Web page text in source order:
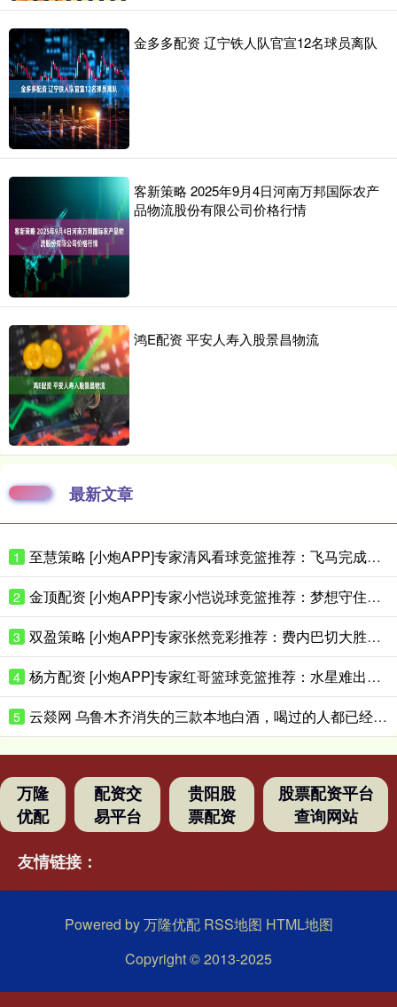
金多多配资 辽宁铁人队官宣12名球员离队
客新策略 2025年9月4日河南万邦国际农产
品物流股份有限公司价格行情
鸿E配资 平安人寿入股景昌物流
最新文章
1 至慧策略 [小炮APP]专家清风看球竞篮推荐：飞马完成复仇
2 金顶配资 [小炮APP]专家小恺说球竞篮推荐：梦想守住主场
3 双盈策略 [小炮APP]专家张然竞彩推荐：费内巴切大胜对手
4 杨方配资 [小炮APP]专家红哥篮球竞篮推荐：水星难出大分
5 云燚网 乌鲁木齐消失的三款本地白酒，喝过的人都已经是当爷爷的人了吧？
万隆
优配
配资交
易平台
贵阳股
票配资
股票配资平台
查询网站
友情链接：
Powered by万隆优配 RSS地图 HTML地图
Copyright© 2013-2025